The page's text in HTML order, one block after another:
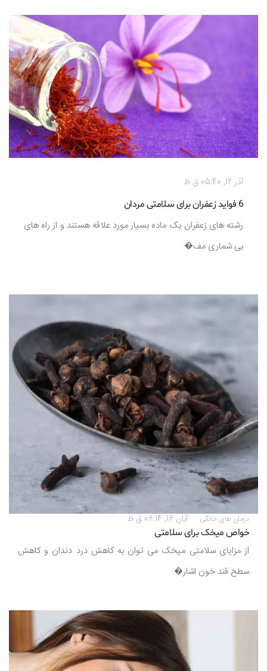
آذر 12, 05:40 ق ظ
6 فواید زعفران برای سلامتی مردان
رشته های زعفران یک ماده بسیار مورد علاقه هستند و از راه های
بی شماری مف�
درمان های خانگی آبان 16, 06:14 ق ظ
خواص میخک برای سلامتی
از مزایای سلامتی میخک می توان به کاهش درد دندان و کاهش
سطح قند خون اشار�